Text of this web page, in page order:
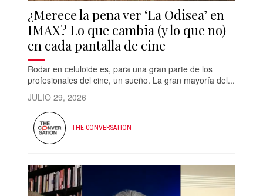
¿Merece la pena ver ‘La Odisea’ en
IMAX? Lo que cambia (y lo que no)
en cada pantalla de cine
Rodar en celuloide es, para una gran parte de los
profesionales del cine, un sueño. La gran mayoría del...
JULIO 29, 2026
THE CONVERSATION